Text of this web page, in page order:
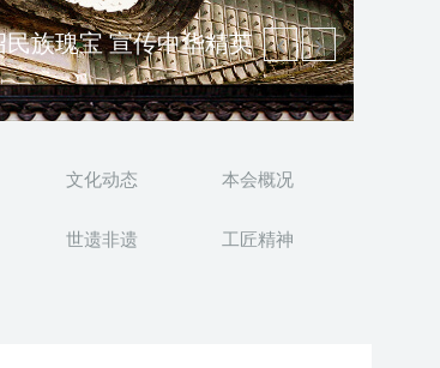
族瑰宝 宣传中华精英
为今用 力求雅俗共赏
文化动态 本会概况
世遗非遗 工匠精神